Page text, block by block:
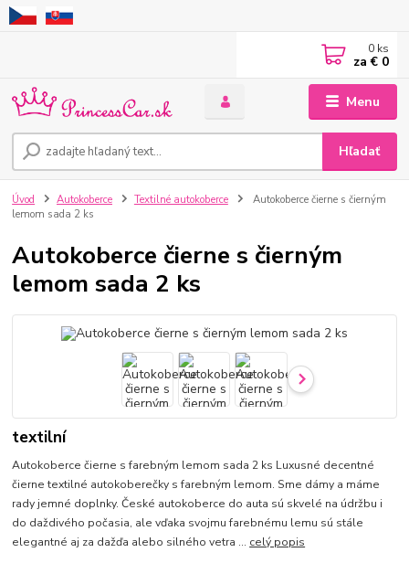
Menu
Hľadať
0 ks
za € 0
Úvod Autokoberce Textilné autokoberce
Autokoberce čierne s čierným
lemom sada 2 ks
Autokoberce čierne s čierným
lemom sada 2 ks
textilní
Autokoberce čierne s farebným lemom sada 2 ks Luxusné decentné
čierne textilné autokoberečky s farebným lemom. Sme dámy a máme
rady jemné doplnky. České autokoberce do auta sú skvelé na údržbu i
do daždivého počasia, ale vďaka svojmu farebnému lemu sú stále
elegantné aj za dažďa alebo silného vetra ... celý popis